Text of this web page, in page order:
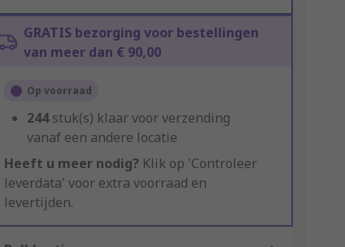
GRATIS bezorging voor bestellingen
van meer dan € 90,00
Op voorraad
244stuk(s) klaar voor verzending
vanaf een andere locatie
Heeft u meer nodig? Klik op 'Controleer
leverdata' voor extra voorraad en
levertijden.